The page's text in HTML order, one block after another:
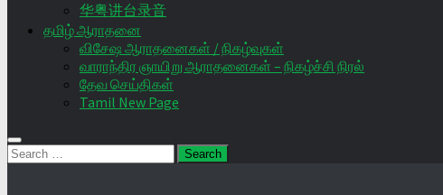
华粤讲台录音
தமிழ் ஆராதனை
விசேஷ ஆராதனைகள் / நிகழ்வுகள்
வாராந்திர ஞாயிறு ஆராதனைகள் – நிகழ்ச்சி நிரல்
தேவ செய்திகள்
Tamil New Page
Search